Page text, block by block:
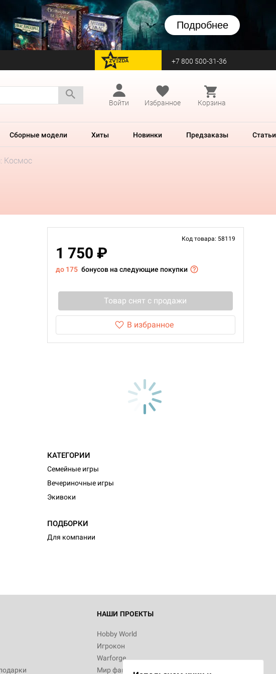
Подробнее
перейти на Zvezda +7 800 500-31-36
Войти
Избранное Корзина
Сборные модели Хиты Новинки Предзаказы Статьи
Космос
Код товара: 58119
1 750 ₽
до 175 бонусов на следующие покупки
Товар снят с продажи
В избранное
КАТЕГОРИИ
Семейные игры
Вечериночные игры
Экивоки
ПОДБОРКИ
Для компании
НАШИ ПРОЕКТЫ
Hobby World
Игрокон
Warforge
Мир фантастики
Hobby World Монстры
Hobby World Ужас